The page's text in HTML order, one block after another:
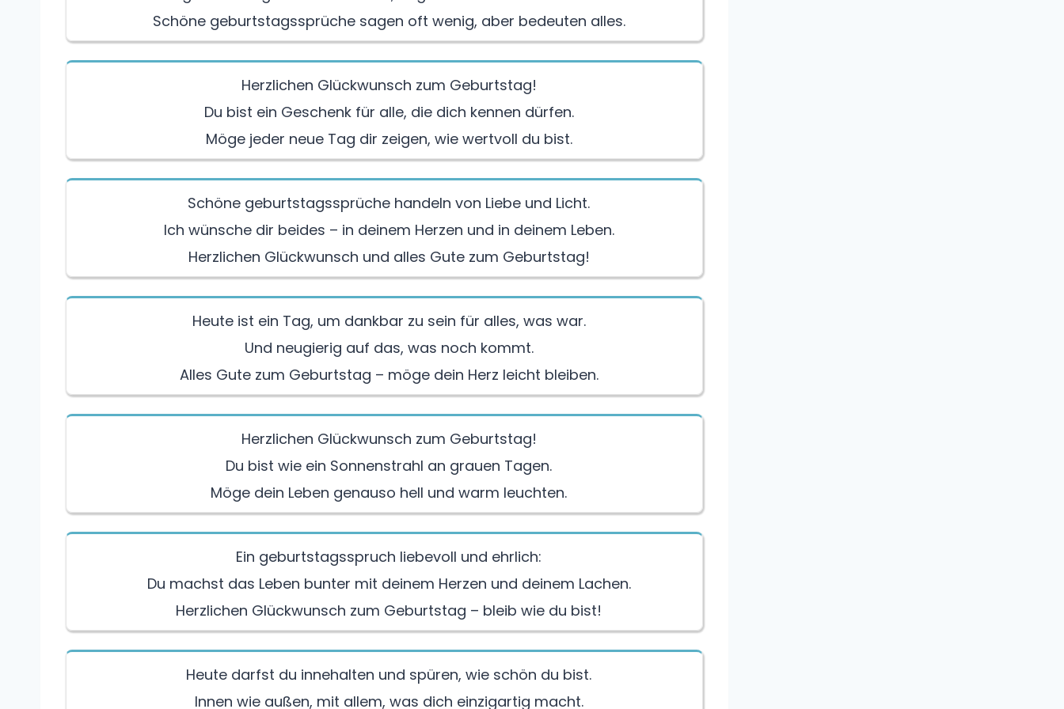
Schöne geburtstagssprüche sagen oft wenig, aber bedeuten alles.
Herzlichen Glückwunsch zum Geburtstag!
Du bist ein Geschenk für alle, die dich kennen dürfen.
Möge jeder neue Tag dir zeigen, wie wertvoll du bist.
Schöne geburtstagssprüche handeln von Liebe und Licht.
Ich wünsche dir beides – in deinem Herzen und in deinem Leben.
Herzlichen Glückwunsch und alles Gute zum Geburtstag!
Heute ist ein Tag, um dankbar zu sein für alles, was war.
Und neugierig auf das, was noch kommt.
Alles Gute zum Geburtstag – möge dein Herz leicht bleiben.
Herzlichen Glückwunsch zum Geburtstag!
Du bist wie ein Sonnenstrahl an grauen Tagen.
Möge dein Leben genauso hell und warm leuchten.
Ein geburtstagsspruch liebevoll und ehrlich:
Du machst das Leben bunter mit deinem Herzen und deinem Lachen.
Herzlichen Glückwunsch zum Geburtstag – bleib wie du bist!
Heute darfst du innehalten und spüren, wie schön du bist.
Innen wie außen, mit allem, was dich einzigartig macht.